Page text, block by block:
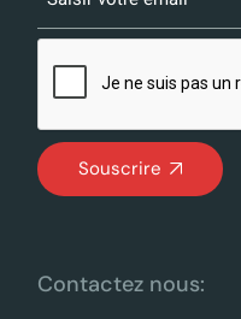
Souscrire
Contactez nous: